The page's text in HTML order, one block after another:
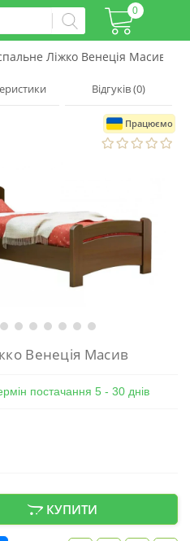
0
ліжокЛіжко Венеція Масив
Відгуків (0)
Працюємо
Венеція Масив
постачання 5 - 30 днів
КУПИТИ